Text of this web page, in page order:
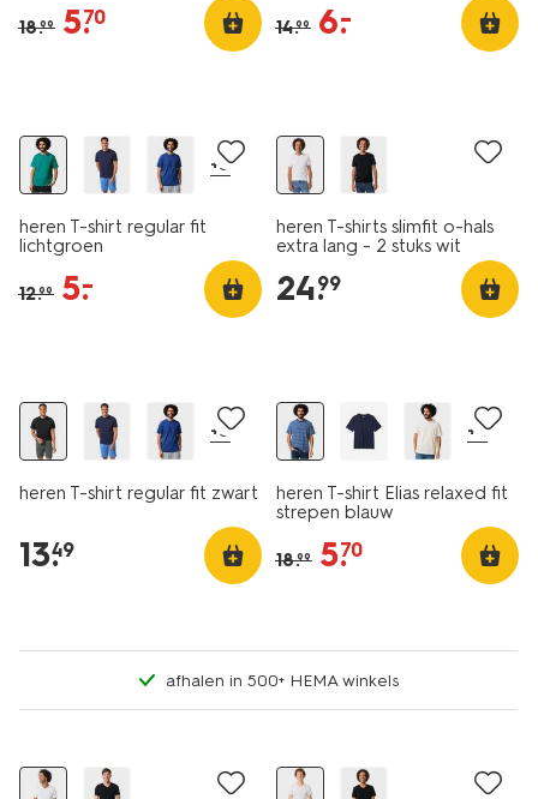
18.99 5.
70 14.99 6.
–
+5
heren T-shirt regular fit
lichtgroen
12.99 5.
–
heren T-shirts slimfit o-hals
extra lang - 2 stuks wit
24.
99
+5
heren T-shirt regular fit zwart
13.
49
+4
heren T-shirt Elias relaxed fit
strepen blauw
18.99 5.
70
afhalen in 500+ HEMA winkels